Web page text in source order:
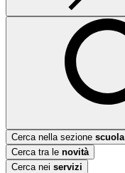
Cerca nella sezione scuola
Cerca tra le novità
Cerca nei servizi